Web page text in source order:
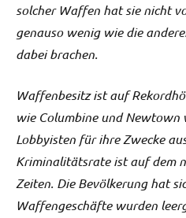
solcher Waffen hat sie nicht
genauso wenig wie die
dabei brachen.
Waffenbesitz ist auf
wie Columbine und Newtown
Lobbyisten für ihre Zwecke
Kriminalitätsrate ist auf dem
Zeiten. Die Bevölkerung hat
Waffengeschäfte wurden